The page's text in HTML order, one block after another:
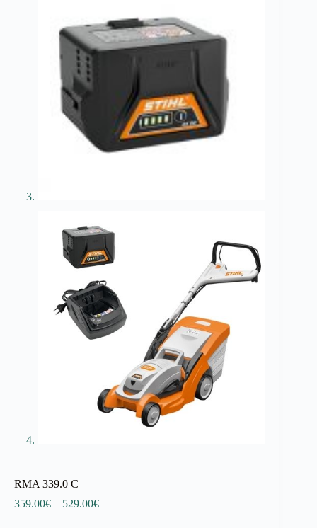
RMA 339.0 C
359.00€ – 529.00€Price